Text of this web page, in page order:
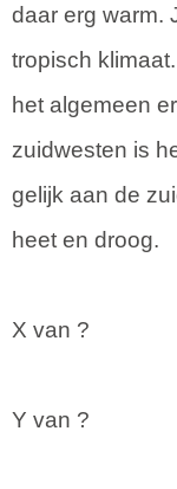
daar erg warm.
tropisch
het algemeen
zuidwesten is
gelijk aan de
heet en droog.
X van ?
Y van ?